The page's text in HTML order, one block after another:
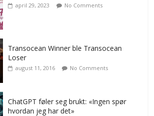
april 29, 2023 No Comments
Transocean Winner ble Transocean
Loser
august 11, 2016 No Comments
ChatGPT føler seg brukt: «Ingen spør
hvordan jeg har det»